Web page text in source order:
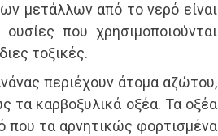
μετάλλων από το νερό είναι
που χρησιμοποιούνται
τοξικές.
περιέχουν άτομα αζώτου,
τα καρβοξυλικά οξέα. Τα οξέα
που τα αρνητικώς φορτισμένα